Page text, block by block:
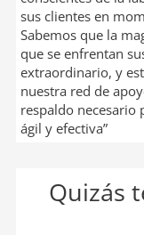
sus clientes en
Sabemos que la
que se enfrentan
extraordinario, y
nuestra red de
respaldo necesario
ágil y efectiva”
Quizás